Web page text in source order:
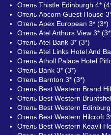
Отель Thistle Edinburgh 4*
Отель Abcorn Guest House
Отель Apex European 3* (3*)
Отель Atel Arthurs View 3*
Отель Atel Bank 3* (3*)
Отель Atel Links Hotel And
Отель Atholl Palace Hotel
Отель Bank 3* (3*)
Отель Barnton 3* (3*)
Отель Best Western Brand
Отель Best Western
Отель Best Western
Отель Best Western Hilcroft
Отель Best Western Keavil